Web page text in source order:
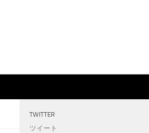
TWITTER
ツイート